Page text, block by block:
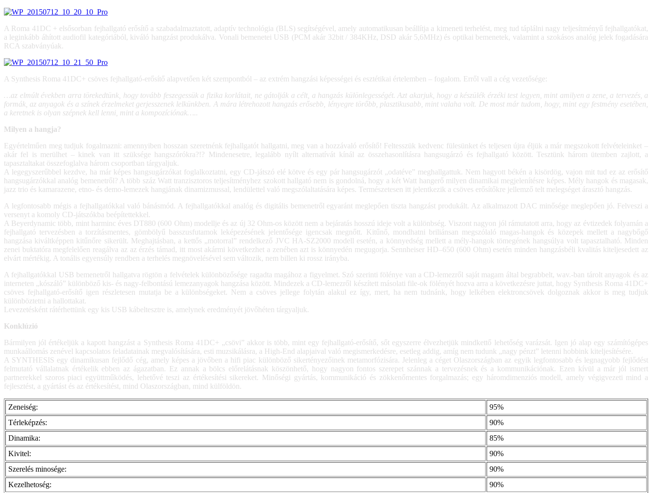
A Roma 41DC + elsősorban fejhallgató erősítő a szabadalmaztatott, adaptív technológia (BLS) segítségével, amely automatikusan beállítja a kimeneti terhelést, meg tud táplálni nagy teljesítményű fejhallgatókat,
a leginkább áhított audiofil kategóriából, kiváló hangzást produkálva. Vonali bemenetei USB (PCM akár 32bit / 384KHz, DSD akár 5,6MHz) és optikai bemenetek, valamint a szokásos analóg jelek fogadására
RCA szabványúak.
A Synthesis Roma 41DC+ csöves fejhallgató-erősítő alapvetően két szempontból – az extrém hangzási képességei és esztétikai értelemben – fogalom. Erről vall a cég vezetősége:
…az elmúlt években arra törekedtünk, hogy tovább feszegessük a fizika korlátait, ne gátolják a célt, a hangzás különlegességét. Azt akarjuk, hogy a készülék érzéki test legyen, mint amilyen a zene, a tervezés, a
formák, az anyagok és a színek érzelmeket gerjesszenek lelkünkben. A mára létrehozott hangzás erősebb, lényegre törőbb, plasztikusabb, mint valaha volt. De most már tudom, hogy, mint egy festmény esetében,
a keretnek is olyan szépnek kell lenni, mint a kompozíciónak…..
Milyen a hangja?
Egyértelműen meg tudjuk fogalmazni: amennyiben hosszan szeretnénk fejhallgatót hallgatni, meg van a hozzávaló erősítő! Feltesszük kedvenc fülesünket és teljesen újra éljük a már megszokott felvételeinket –
akár fel is merülhet – kinek van itt szüksége hangszórókra?!? Mindenesetre, legalább nyílt alternatívát kínál az összehasonlításra hangsugárzó és fejhallgató között. Tesztünk három ütemben zajlott, a
tapasztaltakat összefoglalva három csoportban tárgyaljuk.
A legegyszerűbbel kezdve, ha már képes hangsugárzókat foglalkoztatni, egy CD-játszó elé kötve és egy pár hangsugárzót „odatéve” meghallgattuk. Nem hagyott békén a kisördög, vajon mit tud ez az erősítő
hangsugárzókkal analóg bemenetről? A több száz Watt tranzisztoros teljesítményhez szokott hallgató nem is gondolná, hogy a két Watt hangerő milyen dinamikai megjelenítésre képes. Mély hangok és magasak,
jazz trio és kamarazene, etno- és demo-lemezek hangjának dinamizmussal, lendülettel való megszólaltatására képes. Természetesen itt jelentkezik a csöves erősítőkre jellemző telt melegséget árasztó hangzás.
A legfontosabb mégis a fejhallgatókkal való bánásmód. A fejhallgatókkal analóg és digitális bemenetről egyaránt meglepően tiszta hangzást produkált. Az alkalmazott DAC minősége meglepően jó. Felveszi a
versenyt a komoly CD-játszókba beépítettekkel.
A Beyerdynamic több, mint harminc éves DT880 (600 Ohm) modellje és az új 32 Ohm-os között nem a bejáratás hosszú ideje volt a különbség. Viszont nagyon jól rámutatott arra, hogy az évtizedek folyamán a
fejhallgató tervezésben a torzításmentes, gömbölyű basszusfutamok leképezésének jelentősége igencsak megnőtt. Kitűnő, mondhatni briliánsan megszólaló magas-hangok és közepek mellett a nagybőgő
hangzása kiváltképpen kitűnőre sikerült. Meghajtásban, a kettős „motorral” rendelkező JVC HA-SZ2000 modell esetén, a könnyedség mellett a mély-hangok tömegének hangsúlya volt tapasztalható. Minden
zenei buktatóra megfelelően reagálva az az érzés támad, itt most akármi következhet a zenében azt is könnyedén megugorja. Sennheiser HD–650 (600 Ohm) esetén minden hangzásbéli kvalitás kiteljesedett az
elvárt mértékig. A tonális egyensúly rendben a terhelés megnövelésével sem változik, nem billen ki rossz irányba.
A fejhallgatókkal USB bemenetről hallgatva rögtön a felvételek különbözősége ragadta magához a figyelmet. Szó szerinti fölénye van a CD-lemezről saját magam által begrabbelt, wav.-ban tárolt anyagok és az
interneten „kószáló” különböző kis- és nagy-felbontású lemezanyagok hangzása között. Mindezek a CD-lemezről készített másolati file-ok fölényét hozva arra a következésre juttat, hogy Synthesis Roma 41DC+
csöves fejhallgató-erősítő igen részletesen mutatja be a különbségeket. Nem a csöves jellege folytán alakul ez így, mert, ha nem tudnánk, hogy lelkében elektroncsövek dolgoznak akkor is meg tudjuk
különböztetni a hallottakat.
Levezetésként rátérhettünk egy kis USB kábeltesztre is, amelynek eredményét jövőhéten tárgyaljuk.
Konklúzió
Bármilyen jól értékeljük a kapott hangzást a Synthesis Roma 41DC+ „csövi” akkor is több, mint egy fejhallgató-erősítő, sőt egyszerre élvezhetjük mindkettő lehetőség varázsát. Igen jó alap egy számítógépes
munkaállomás zenével kapcsolatos feladatainak megvalósítására, esti muzsikálásra, a High-End alapjaival való megismerkedésre, esetleg addig, amíg nem tudunk „nagy pénzt” letenni hobbink kiteljesítésére.
A SYNTHESIS egy dinamikusan fejlődő cég, amely képes a jövőben a hifi piac különböző sikertényezőinek metamorfózisára. Jelenleg a céget Olaszországban az egyik legfontosabb és legnagyobb fejlődést
felmutató vállalatnak értékelik ebben az ágazatban. Ez annak a bölcs előrelátásnak köszönhető, hogy nagyon fontos szerepet szánnak a tervezésnek és a kommunikációnak. Ezen kívül a már jól ismert
partnerekkel szoros piaci együttműködés, lehetővé teszi az értékesítési sikereket. Minőségi gyártás, kommunikáció és zökkenőmentes forgalmazás; egy háromdimenziós modell, amely végigvezeti mind a
fejlesztést, a gyártást és az értékesítést, mind Olaszországban, mind külföldön.
Zeneiség:
95%
Térleképzés:
90%
Dinamika:
85%
Kivitel:
90%
Szerelés minosége:
90%
Kezelhetoség:
90%